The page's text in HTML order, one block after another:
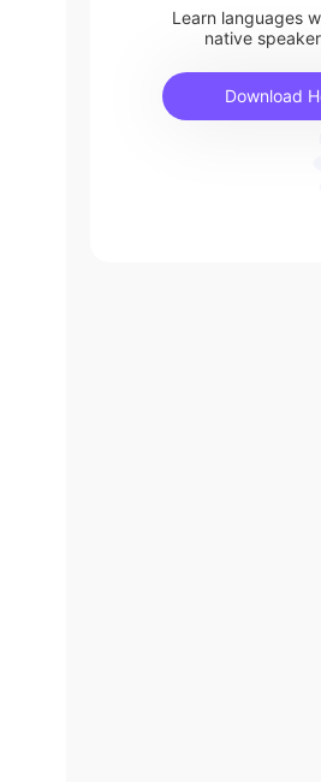
Learn languages
native
Download